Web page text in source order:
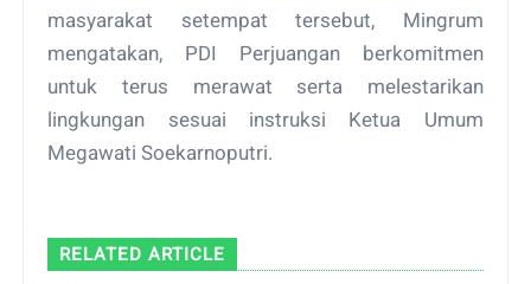
masyarakat setempat tersebut, Mingrum
mengatakan, PDI Perjuangan berkomitmen
untuk terus merawat serta melestarikan
lingkungan sesuai instruksi Ketua Umum
Megawati Soekarnoputri.
RELATED ARTICLE